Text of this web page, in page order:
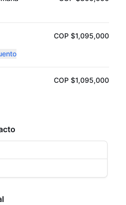
COP $1,095,000
COP $1,095,000